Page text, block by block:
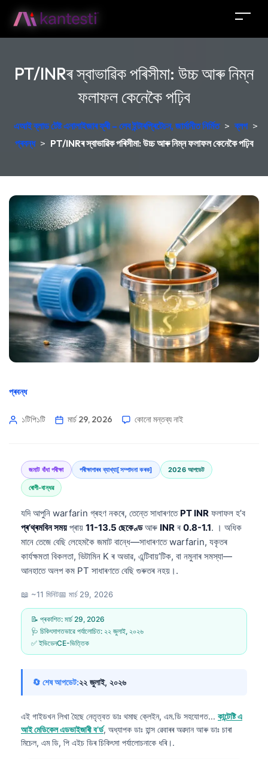
PT/INRৰ স্বাভাৱিক পৰিসীমা: উচ্চ আৰু নিম্ন
ফলাফল কেনেকৈ পঢ়িব
এআই ব্লাড টেষ্ট এনালাইজাৰ ফ্ৰী – লেব ইন্টাৰপ্ৰিটেচন, জাৰ্মানীত নিৰ্মিত > ব্লগ >
প্ৰবন্ধ > PT/INRৰ স্বাভাৱিক পৰিসীমা: উচ্চ আৰু নিম্ন ফলাফল কেনেকৈ পঢ়িব
প্ৰবন্ধ
১টিপি১টি মাৰ্চ 29, 2026 কোনো মন্তব্য নাই
জমাট বাঁধা পৰীক্ষা পৰীক্ষাগাৰৰ ব্যাখ্যা[সম্পাদনা কৰক] 2026 আপডেট
ৰোগী-বান্ধৱ
যদি আপুনি warfarin গ্ৰহণ নকৰে, তেন্তে সাধাৰণতে PT INR ফলাফল হ’ব
প্ৰ’থ্ৰমবিন সময়প্ৰায় 11-13.5 ছেকেণ্ডআৰু INRৰ 0.8-1.1. । অধিক
মানে তেজে বেছি লেহেমকৈ জমাট বান্ধে—সাধাৰণতে warfarin, যকৃতৰ
কাৰ্যক্ষমতা বিকলতা, ভিটামিন K ৰ অভাৱ, এন্টিবায়’টিক, বা নমুনাৰ সমস্যা—
আনহাতে অলপ কম PT সাধাৰণতে বেছি গুৰুতৰ নহয়।.
📖 ~11 মিনিট📅 মাৰ্চ 29, 2026
📝 প্ৰকাশিত: মাৰ্চ 29, 2026
🩺 চিকিৎসাগতভাৱে পৰ্যালোচিত: ২২ জুলাই, ২০২৬
✅ ইভিডেনCE-ভিত্তিক
🔄 শেষ আপডেট:২২ জুলাই, ২০২৬
এই গাইডখন লিখা হৈছে নেতৃত্বতডাঃ থমাছ ক্লেইন, এম.ডি সহযোগত... কান্টেষ্টি এ
আই মেডিকেল এডভাইজাৰী ব’ৰ্ড, অধ্যাপক ডাঃ হান্স ৱেবাৰৰ অৱদান আৰু ডাঃ চাৰা
মিচেল, এম ডি, পি এইচ ডিৰ চিকিৎসা পৰ্যালোচনাকে ধৰি।.